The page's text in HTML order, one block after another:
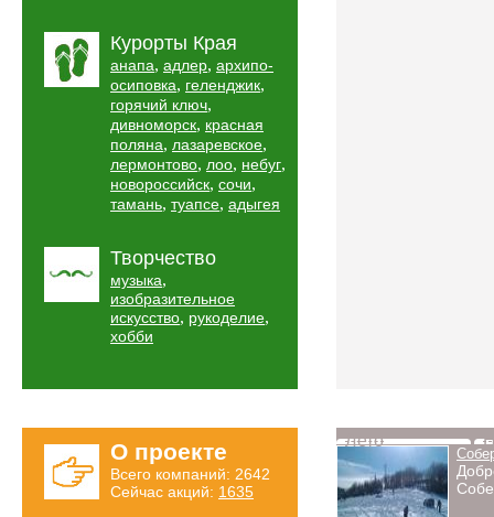
Курорты Края
анапа, адлер, архипо-
осиповка, геленджик,
горячий ключ,
дивноморск, красная
поляна, лазаревское,
лермонтово, лоо, небуг,
новороссийск, сочи,
тамань, туапсе, адыгея
Творчество
музыка,
изобразительное
искусство, рукоделие,
хобби
О проекте
Всего компаний: 2642
Сейчас акций: 1635
Лето